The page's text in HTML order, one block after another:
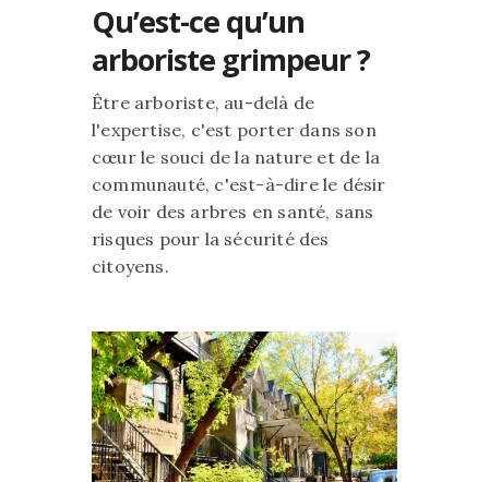
Qu’est-ce qu’un
arboriste grimpeur ?
Être arboriste, au-delà de
l'expertise, c'est porter dans son
cœur le souci de la nature et de la
communauté, c'est-à-dire le désir
de voir des arbres en santé, sans
risques pour la sécurité des
citoyens.